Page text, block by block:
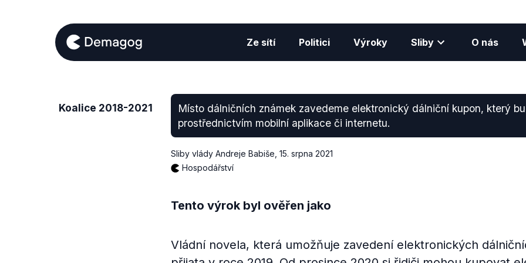
Ze sítí Politici Výroky Sliby O nás
Koalice 2018-2021
Místo dálničních známek zavedeme elektronický dálniční kupon, který
prostřednictvím mobilní aplikace či internetu.
Sliby vlády Andreje Babiše 15. srpna 2021
Hospodářství
Tento výrok byl ověřen jako
Vládní novela, která umožňuje zavedení elektronických